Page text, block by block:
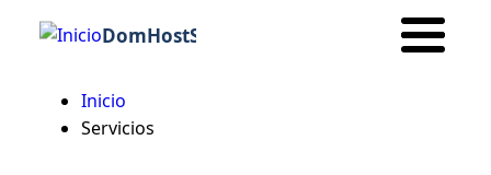
DomHostSeo
Ruta
Inicio
Servicios